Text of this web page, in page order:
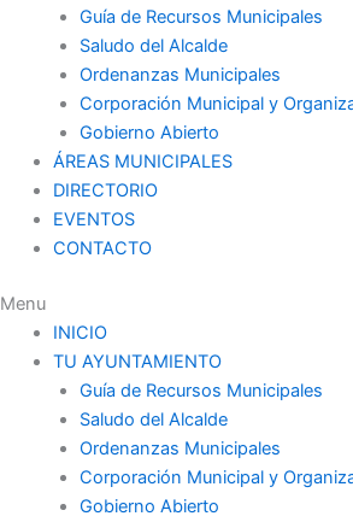
Guía de Recursos Municipales
Saludo del Alcalde
Ordenanzas Municipales
Corporación Municipal y
Gobierno Abierto
ÁREAS MUNICIPALES
DIRECTORIO
EVENTOS
CONTACTO
Menu
INICIO
TU AYUNTAMIENTO
Guía de Recursos Municipales
Saludo del Alcalde
Ordenanzas Municipales
Corporación Municipal y
Gobierno Abierto